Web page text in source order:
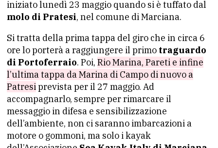
iniziato lunedì 23 maggio quando si è tuffato dal
molo di Pratesi, nel comune di Marciana.
Si tratta della prima tappa del giro che in circa 6
ore lo porterà a raggiungere il primo traguardo
di Portoferraio. Poi, Rio Marina, Pareti e infine
l’ultima tappa da Marina di Campo di nuovo a
Patresiprevista per il 27 maggio. Ad
accompagnarlo, sempre per rimarcare il
messaggio in difesa e sensibilizzazione
dell’ambiente, non ci saranno imbarcazioni a
motore o gommoni, ma solo i kayak